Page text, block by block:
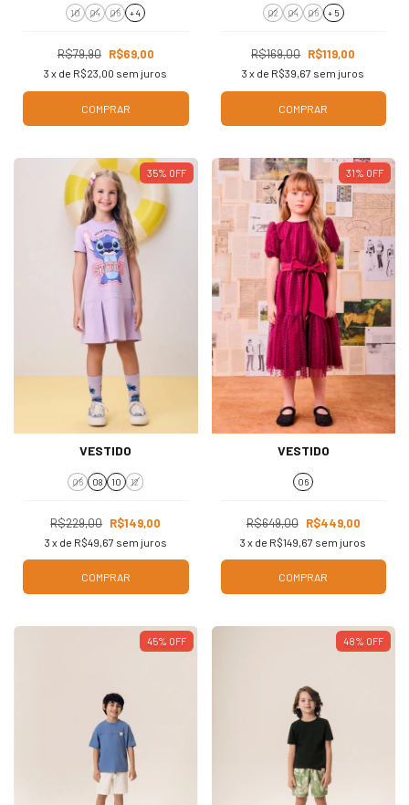
10 04 06 + 4
R$79,90 R$69,00
3 x de R$23,00 sem juros
COMPRAR
02 04 06 + 5
R$169,00 R$119,00
3 x de R$39,67 sem juros
COMPRAR
35% OFF
VESTIDO
06 08 10 12
R$229,00 R$149,00
3 x de R$49,67 sem juros
COMPRAR
31% OFF
VESTIDO
06
R$649,00 R$449,00
3 x de R$149,67 sem juros
COMPRAR
45% OFF 48% OFF